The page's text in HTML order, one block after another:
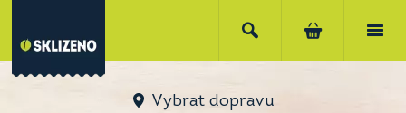
Vybrat dopravu